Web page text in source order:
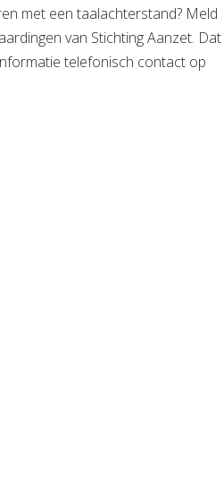
met een taalachterstand? Meld
van Stichting Aanzet. Dat
telefonisch contact op